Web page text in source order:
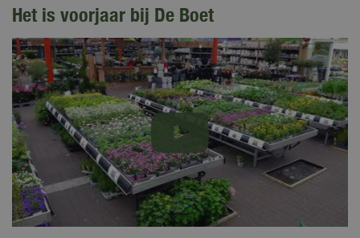
Het is voorjaar bij De Boet